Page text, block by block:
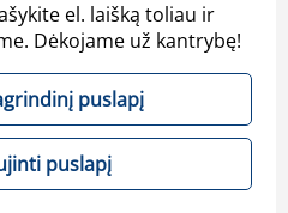
el. laišką toliau ir
Dėkojame už kantrybę!
puslapį
puslapį